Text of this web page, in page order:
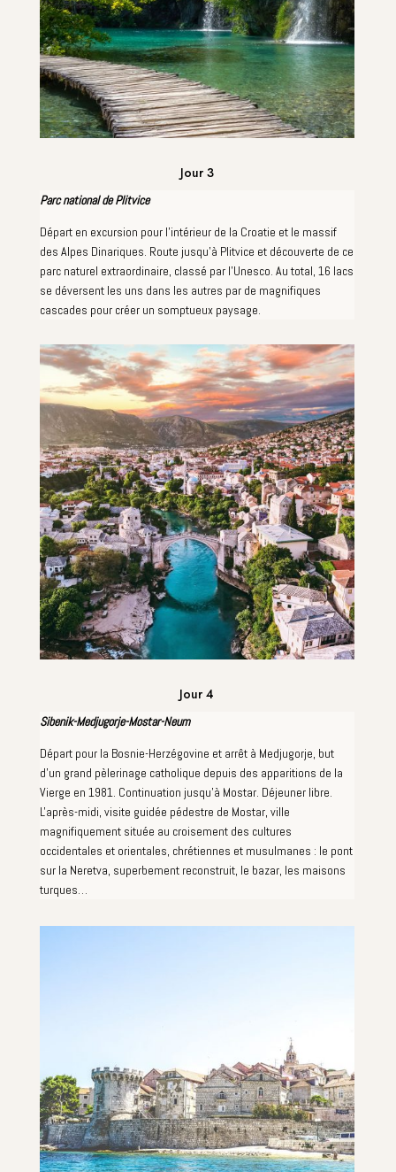
Jour 3
Parc national de Plitvice
Départ en excursion pour l'intérieur de la Croatie et le massif
des Alpes Dinariques. Route jusqu'à Plitvice et découverte de ce
parc naturel extraordinaire, classé par l'Unesco. Au total, 16 lacs
se déversent les uns dans les autres par de magnifiques
cascades pour créer un somptueux paysage.
Jour 4
Sibenik-Medjugorje-Mostar-Neum
Départ pour la Bosnie-Herzégovine et arrêt à Medjugorje, but
d'un grand pèlerinage catholique depuis des apparitions de la
Vierge en 1981. Continuation jusqu'à Mostar. Déjeuner libre.
L'après-midi, visite guidée pédestre de Mostar, ville
magnifiquement située au croisement des cultures
occidentales et orientales, chrétiennes et musulmanes : le pont
sur la Neretva, superbement reconstruit, le bazar, les maisons
turques…